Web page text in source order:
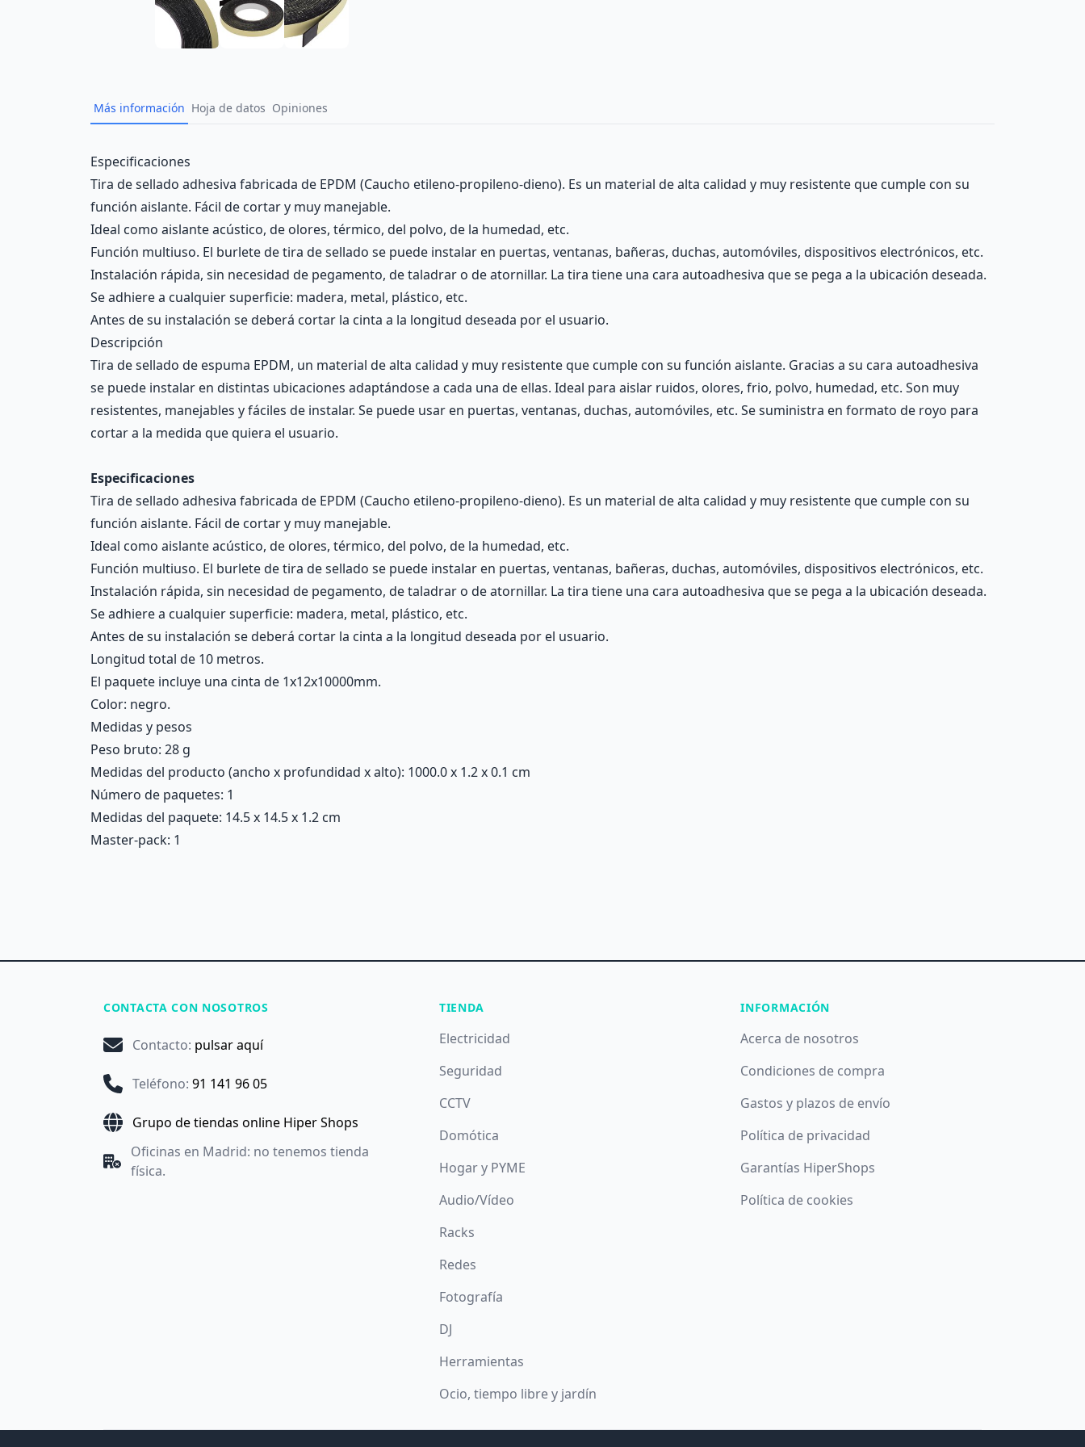
Más información Hoja de datos Opiniones
Description
Especificaciones
Tira de sellado adhesiva fabricada de EPDM (Caucho etileno-propileno-dieno). Es un material de alta calidad y muy resistente que cumple con su
función aislante. Fácil de cortar y muy manejable.
Ideal como aislante acústico, de olores, térmico, del polvo, de la humedad, etc.
Función multiuso. El burlete de tira de sellado se puede instalar en puertas, ventanas, bañeras, duchas, automóviles, dispositivos electrónicos, etc.
Instalación rápida, sin necesidad de pegamento, de taladrar o de atornillar. La tira tiene una cara autoadhesiva que se pega a la ubicación deseada.
Se adhiere a cualquier superficie: madera, metal, plástico, etc.
Antes de su instalación se deberá cortar la cinta a la longitud deseada por el usuario.
Descripción
Tira de sellado de espuma EPDM, un material de alta calidad y muy resistente que cumple con su función aislante. Gracias a su cara autoadhesiva
se puede instalar en distintas ubicaciones adaptándose a cada una de ellas. Ideal para aislar ruidos, olores, frio, polvo, humedad, etc. Son muy
resistentes, manejables y fáciles de instalar. Se puede usar en puertas, ventanas, duchas, automóviles, etc. Se suministra en formato de royo para
cortar a la medida que quiera el usuario.
Especificaciones
Tira de sellado adhesiva fabricada de EPDM (Caucho etileno-propileno-dieno). Es un material de alta calidad y muy resistente que cumple con su
función aislante. Fácil de cortar y muy manejable.
Ideal como aislante acústico, de olores, térmico, del polvo, de la humedad, etc.
Función multiuso. El burlete de tira de sellado se puede instalar en puertas, ventanas, bañeras, duchas, automóviles, dispositivos electrónicos, etc.
Instalación rápida, sin necesidad de pegamento, de taladrar o de atornillar. La tira tiene una cara autoadhesiva que se pega a la ubicación deseada.
Se adhiere a cualquier superficie: madera, metal, plástico, etc.
Antes de su instalación se deberá cortar la cinta a la longitud deseada por el usuario.
Longitud total de 10 metros.
El paquete incluye una cinta de 1x12x10000mm.
Color: negro.
Medidas y pesos
Peso bruto: 28 g
Medidas del producto (ancho x profundidad x alto): 1000.0 x 1.2 x 0.1 cm
Número de paquetes: 1
Medidas del paquete: 14.5 x 14.5 x 1.2 cm
Master-pack: 1
CONTACTA CON NOSOTROS
Contacto: pulsar aquí
Teléfono: 91 141 96 05
Grupo de tiendas online Hiper Shops
Oficinas en Madrid: no tenemos tienda
física.
TIENDA
Electricidad
Seguridad
CCTV
Domótica
Hogar y PYME
Audio/Vídeo
Racks
Redes
Fotografía
DJ
Herramientas
Ocio, tiempo libre y jardín
INFORMACIÓN
Acerca de nosotros
Condiciones de compra
Gastos y plazos de envío
Política de privacidad
Garantías HiperShops
Política de cookies